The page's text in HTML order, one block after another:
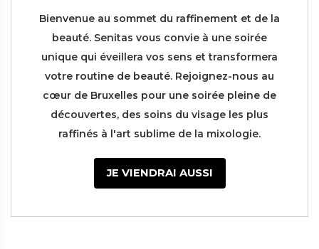
Bienvenue au sommet du raffinement et de la
beauté. Senitas vous convie à une soirée
unique qui éveillera vos sens et transformera
votre routine de beauté. Rejoignez-nous au
cœur de Bruxelles pour une soirée pleine de
découvertes, des soins du visage les plus
raffinés à l'art sublime de la mixologie.
JE VIENDRAI AUSSI